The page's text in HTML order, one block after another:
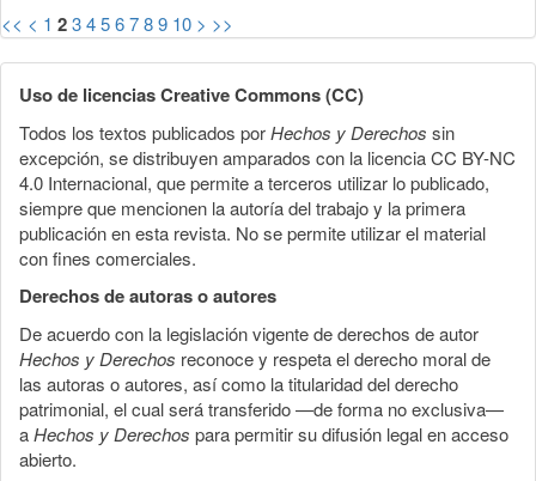
<< < 1 23456789 10 > >>
Uso de licencias Creative Commons (CC)
Todos los textos publicados porHechos y Derechos sin
excepción, se distribuyen amparados con la licencia CC BY-NC
4.0 Internacional, que permite a terceros utilizar lo publicado,
siempre que mencionen la autoría del trabajo y la primera
publicación en esta revista. No se permite utilizar el material
con fines comerciales.
Derechos de autoras o autores
De acuerdo con la legislación vigente de derechos de autor
Hechos y Derechos reconoce y respeta el derecho moral de
las autoras o autores, así como la titularidad del derecho
patrimonial, el cual será transferido —de forma no exclusiva—
aHechos y Derechos para permitir su difusión legal en acceso
abierto.